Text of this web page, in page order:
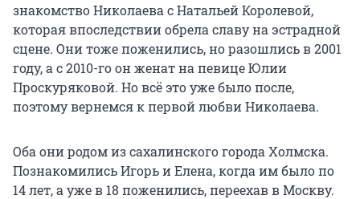
знакомство Николаева с Натальей Королевой,
которая впоследствии обрела славу на эстрадной
сцене. Они тоже поженились, но разошлись в 2001
году, а с 2010-го он женат на певице Юлии
Проскуряковой. Но всё это уже было после,
поэтому вернемся к первой любви Николаева.
Оба они родом из сахалинского города Холмска.
Познакомились Игорь и Елена, когда им было по
14 лет, а уже в 18 поженились, переехав в Москву.